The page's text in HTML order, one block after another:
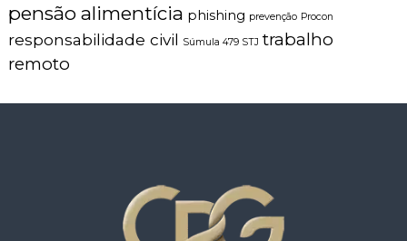
pensão alimentícia phishing prevenção Procon
responsabilidade civil Súmula 479 STJ trabalho
remoto